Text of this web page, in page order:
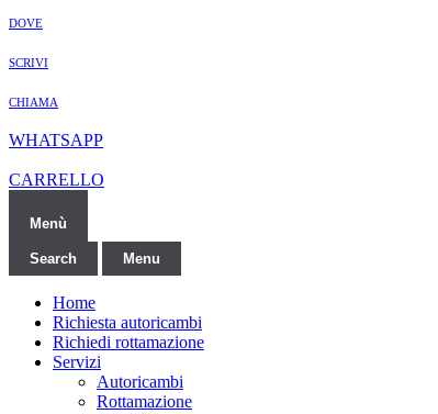
DOVE
SCRIVI
CHIAMA
WHATSAPP
CARRELLO
Menù
Search Menu
Home
Richiesta autoricambi
Richiedi rottamazione
Servizi
Autoricambi
Rottamazione